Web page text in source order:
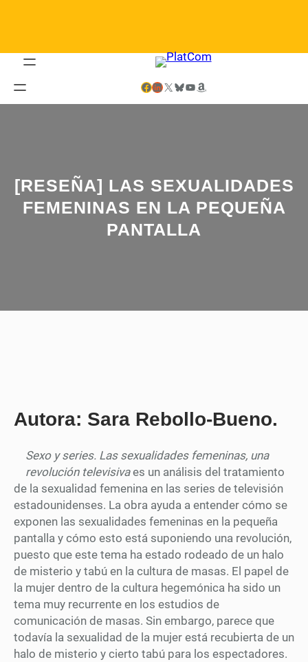
Facebook LinkedIn X Bluesky YouTube Amazon
[RESEÑA] LAS SEXUALIDADES
FEMENINAS EN LA PEQUEÑA
PANTALLA
Autora: Sara Rebollo-Bueno.
Sexo y series. Las sexualidades femeninas, una
revolución televisivaes un análisis del tratamiento
de la sexualidad femenina en las series de televisión
estadounidenses. La obra ayuda a entender cómo se
exponen las sexualidades femeninas en la pequeña
pantalla y cómo esto está suponiendo una revolución,
puesto que este tema ha estado rodeado de un halo
de misterio y tabú en la cultura de masas. El papel de
la mujer dentro de la cultura hegemónica ha sido un
tema muy recurrente en los estudios de
comunicación de masas. Sin embargo, parece que
todavía la sexualidad de la mujer está recubierta de un
halo de misterio y cierto tabú para los espectadores.